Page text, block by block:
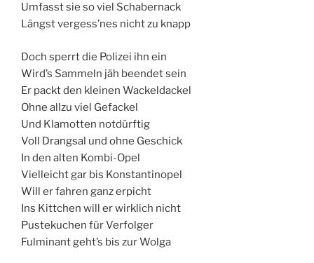
Umfasst sie so viel Schabernack
Längst vergess’nes nicht zu knapp
Doch sperrt die Polizei ihn ein
Wird’s Sammeln jäh beendet sein
Er packt den kleinen Wackeldackel
Ohne allzu viel Gefackel
Und Klamotten notdürftig
Voll Drangsal und ohne Geschick
In den alten Kombi-Opel
Vielleicht gar bis Konstantinopel
Will er fahren ganz erpicht
Ins Kittchen will er wirklich nicht
Pustekuchen für Verfolger
Fulminant geht’s bis zur Wolga